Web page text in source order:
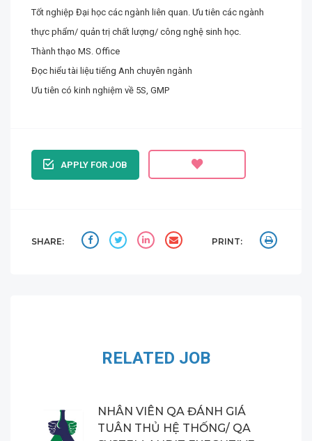
Tốt nghiệp Đại học các ngành liên quan. Ưu tiên các ngành
thực phẩm/ quản trị chất lượng/ công nghệ sinh học.
Thành thạo MS. Office
Đọc hiểu tài liệu tiếng Anh chuyên ngành
Ưu tiên có kinh nghiệm về 5S, GMP
APPLY FOR JOB
SHARE: PRINT:
RELATED JOB
NHÂN VIÊN QA ĐÁNH GIÁ
TUÂN THỦ HỆ THỐNG/ QA